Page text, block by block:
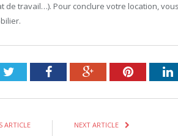
de travail…). Pour conclure votre location,
TwitterFacebookGoogle+Pinterest
ARTICLE NEXT ARTICLE